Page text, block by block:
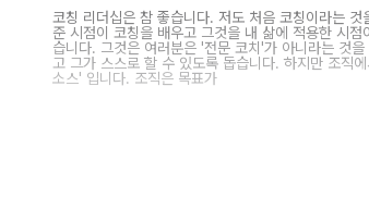
코칭 리더십은 참 좋습니다. 저도 처음 코칭이라는
준 시점이 코칭을 배우고 그것을 내 삶에 적용한 시
습니다. 그것은 여러분은 '전문 코치'가 아니라는 것
고 그가 스스로 할 수 있도록 돕습니다. 하지만 조직
소스' 입니다. 조직은 목표가